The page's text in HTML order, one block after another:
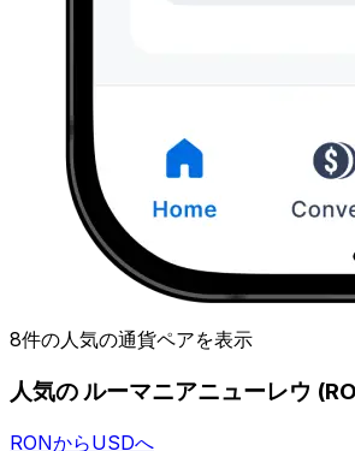
8件の人気の通貨ペアを表示
人気の ルーマニアニューレウ
RONからUSDへ